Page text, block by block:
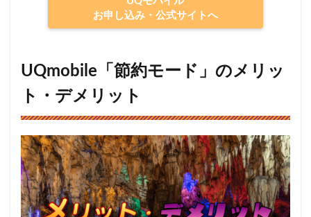
お申し込み・公式サイトへ
UQmobile「節約モード」のメリッ
ト・デメリット